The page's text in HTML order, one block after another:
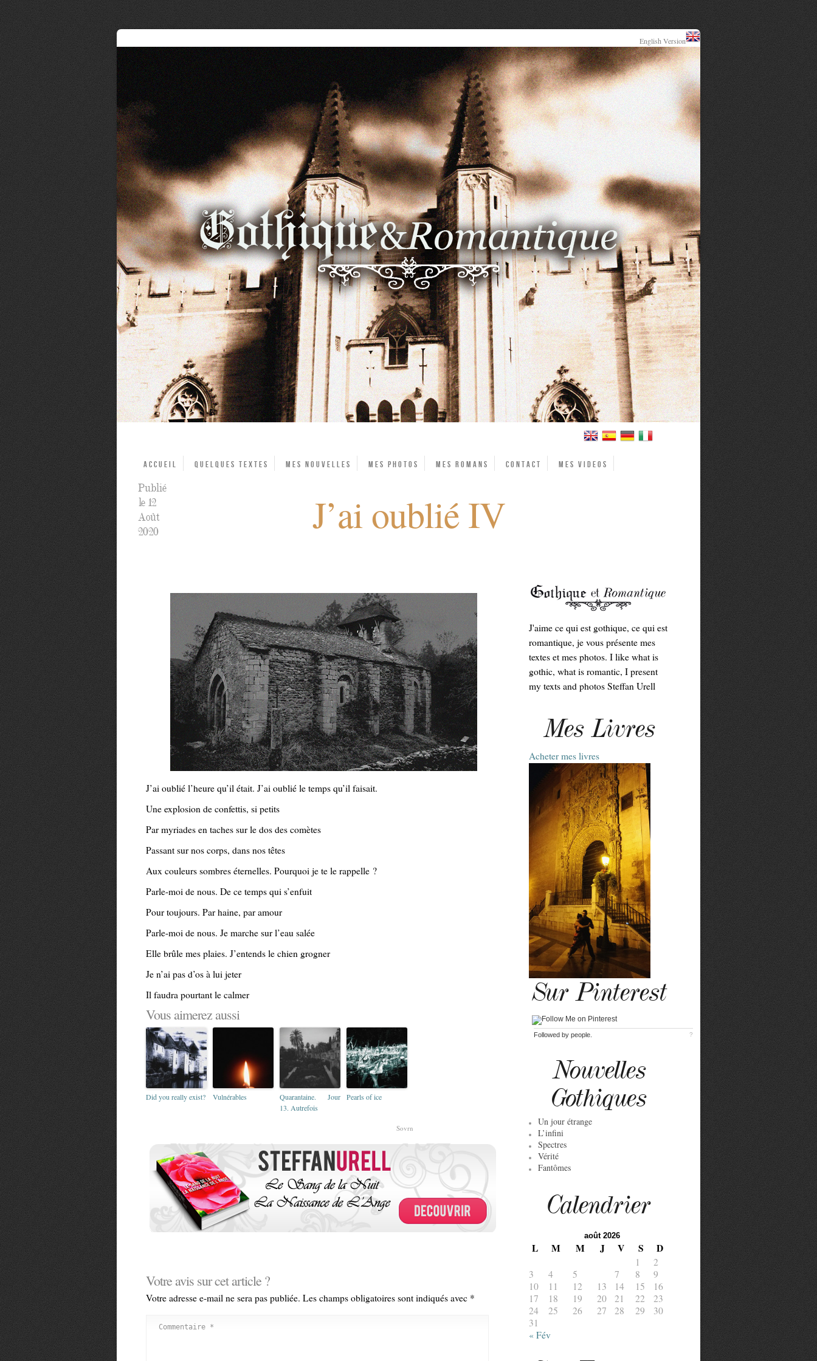
English Version
Accueil Quelques textes Mes Nouvelles Mes photos Mes Romans Contact Mes videos
J’ai oublié IV
Publié
le 12
Août
2020
J’ai oublié l’heure qu’il était. J’ai oublié le temps qu’il faisait.
Une explosion de confettis, si petits
Par myriades en taches sur le dos des comètes
Passant sur nos corps, dans nos têtes
Aux couleurs sombres éternelles. Pourquoi je te le rappelle ?
Parle-moi de nous. De ce temps qui s’enfuit
Pour toujours. Par haine, par amour
Parle-moi de nous. Je marche sur l’eau salée
Elle brûle mes plaies. J’entends le chien grogner
Je n’ai pas d’os à lui jeter
Il faudra pourtant le calmer
Vous aimerez aussi
Did you really exist? Vulnérables
Quarantaine. Jour
13. Autrefois
Pearls of ice
Sovrn
Votre avis sur cet article ?
Votre adresse e-mail ne sera pas publiée. Les champs obligatoires sont indiqués avec *
J'aime ce qui est gothique, ce qui est
romantique, je vous présente mes
textes et mes photos. I like what is
gothic, what is romantic, I present
my texts and photos Steffan Urell
Mes Livres
Acheter mes livres
Sur Pinterest
Followed by people. ?
Nouvelles
Gothiques
Un jour étrange
L’infini
Spectres
Vérité
Fantômes
Calendrier
août 2026
L M M J V S D
1
2
3
4 5 7 8
9
10
11 12 13 14 15
16
17
18 19 20 21 22
23
24
25 26 27 28 29
30
31
« Fév